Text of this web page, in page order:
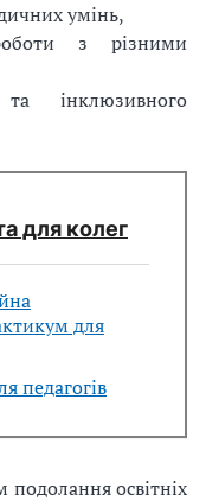
умінь,
з різними
інклюзивного
для колег
для
педагогів
освітніх